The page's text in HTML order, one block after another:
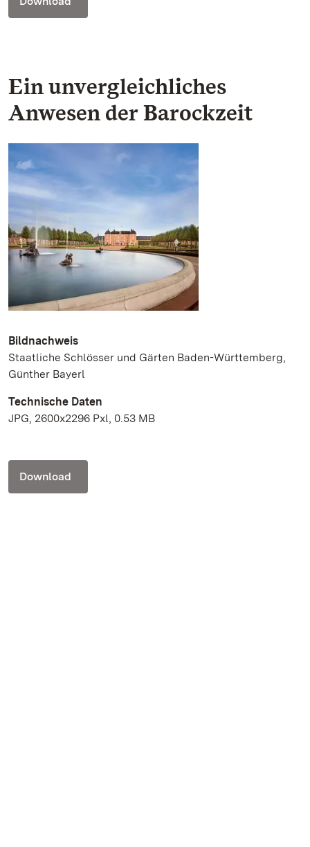
Ein unvergleichliches
Anwesen der Barockzeit
Bildnachweis
Staatliche Schlösser und Gärten Baden-Württemberg,
Günther Bayerl
Technische Daten
JPG, 2600x2296 Pxl, 0.53 MB
Download